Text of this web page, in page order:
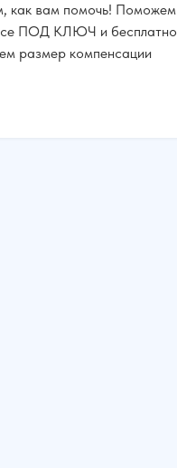
как вам помочь! Поможем
ПОД КЛЮЧ и бесплатно
размер компенсации